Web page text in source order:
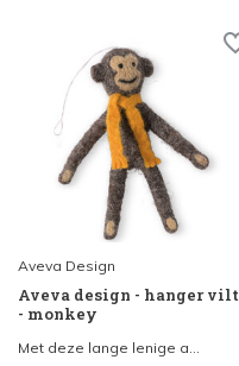
Aveva Design
Aveva design - hanger vilt
- monkey
Met deze lange lenige a...